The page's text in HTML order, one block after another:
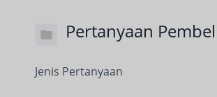
Pertanyaan
Jenis Pertanyaan